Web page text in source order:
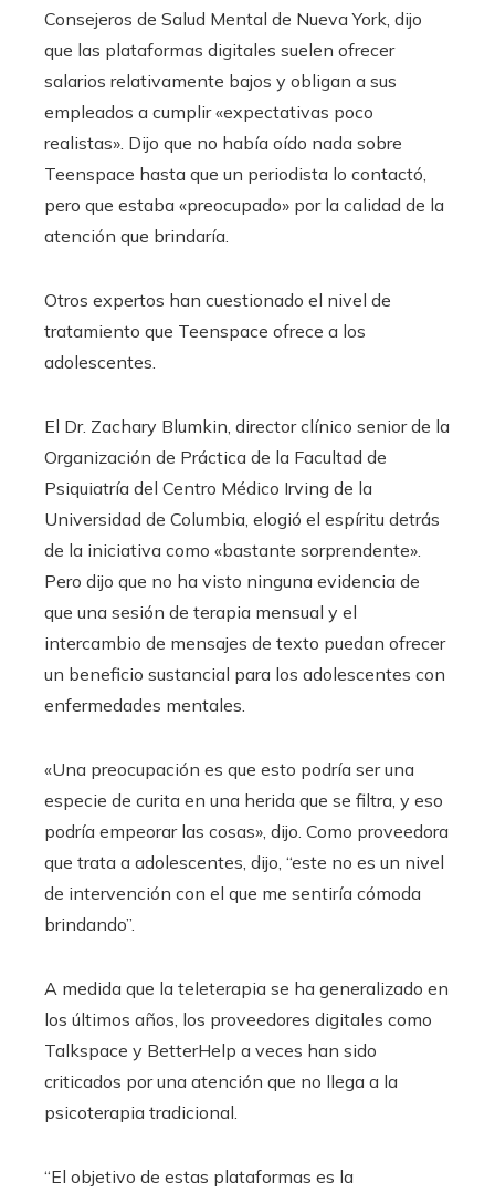
Consejeros de Salud Mental de Nueva York, dijo
que las plataformas digitales suelen ofrecer
salarios relativamente bajos y obligan a sus
empleados a cumplir «expectativas poco
realistas». Dijo que no había oído nada sobre
Teenspace hasta que un periodista lo contactó,
pero que estaba «preocupado» por la calidad de la
atención que brindaría.
Otros expertos han cuestionado el nivel de
tratamiento que Teenspace ofrece a los
adolescentes.
El Dr. Zachary Blumkin, director clínico senior de la
Organización de Práctica de la Facultad de
Psiquiatría del Centro Médico Irving de la
Universidad de Columbia, elogió el espíritu detrás
de la iniciativa como «bastante sorprendente».
Pero dijo que no ha visto ninguna evidencia de
que una sesión de terapia mensual y el
intercambio de mensajes de texto puedan ofrecer
un beneficio sustancial para los adolescentes con
enfermedades mentales.
«Una preocupación es que esto podría ser una
especie de curita en una herida que se filtra, y eso
podría empeorar las cosas», dijo. Como proveedora
que trata a adolescentes, dijo, “este no es un nivel
de intervención con el que me sentiría cómoda
brindando”.
A medida que la teleterapia se ha generalizado en
los últimos años, los proveedores digitales como
Talkspace y BetterHelp a veces han sido
criticados por una atención que no llega a la
psicoterapia tradicional.
“El objetivo de estas plataformas es la